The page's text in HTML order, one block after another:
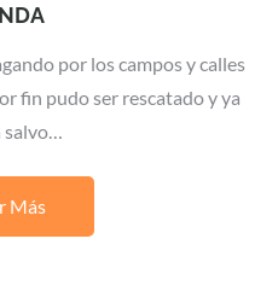
por los campos y calles
fin pudo ser rescatado y ya
salvo…
Más